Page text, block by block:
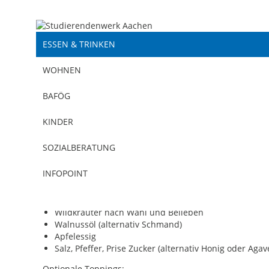
ESSEN & TRINKEN
WOHNEN
BAFÖG
KINDER
SOZIALBERATUNG
INFOPOINT
Zutaten Salat (für ca. 4 Personen):
Wildkräuter nach Wahl und Belieben
Walnussöl (alternativ Schmand)
Apfelessig
Salz, Pfeffer, Prise Zucker (alternativ Honig oder